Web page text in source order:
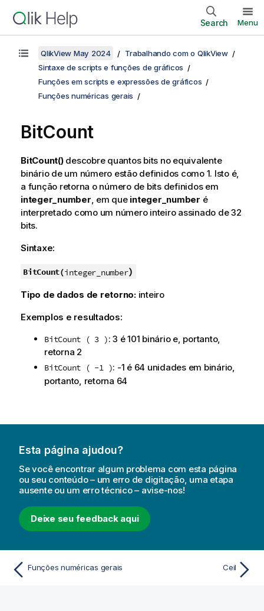
Search Menu
QlikView May 2024
Trabalhando com o QlikView
Sintaxe de scripts e funções de gráficos
Funções em scripts e expressões de gráficos
Funções numéricas gerais
BitCount
BitCount()descobre quantos bits no equivalente
binário de um número estão definidos como 1. Isto é,
a função retorna o número de bits definidos em
integer_number, em que integer_number é
interpretado como um número inteiro assinado de 32
bits.
Sintaxe:
BitCount(integer_number)
Tipo de dados de retorno: inteiro
Exemplos e resultados:
BitCount ( 3 ): 3 é 101 binário e, portanto,
retorna 2
BitCount ( -1 ): -1 é 64 unidades em binário,
portanto, retorna 64
Esta página ajudou?
Se você encontrar algum problema com esta página
ou seu conteúdo – um erro de digitação, uma etapa
ausente ou um erro técnico – avise-nos!
Deixe seu feedback aqui
Funções numéricas gerais Ceil